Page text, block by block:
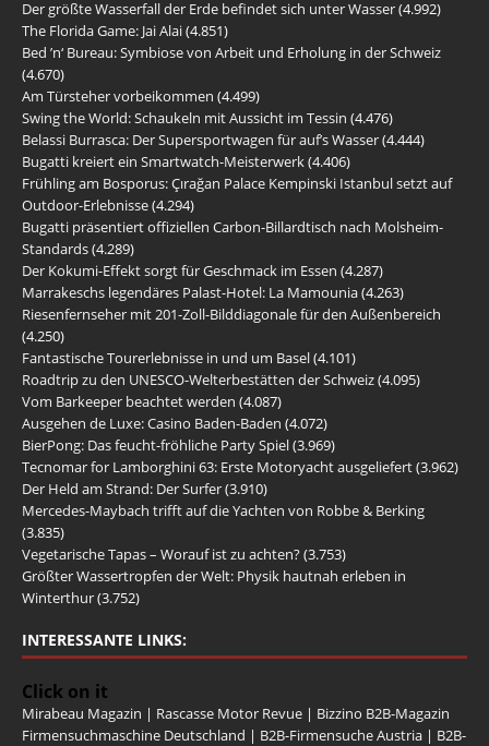
Der größte Wasserfall der Erde befindet sich unter Wasser(4.992)
The Florida Game: Jai Alai(4.851)
Bed ’n‘ Bureau: Symbiose von Arbeit und Erholung in der Schweiz
(4.670)
Am Türsteher vorbeikommen (4.499)
Swing the World: Schaukeln mit Aussicht im Tessin (4.476)
Belassi Burrasca: Der Supersportwagen für auf’s Wasser(4.444)
Bugatti kreiert ein Smartwatch-Meisterwerk(4.406)
Frühling am Bosporus: Çırağan Palace Kempinski Istanbul setzt auf
Outdoor-Erlebnisse(4.294)
Bugatti präsentiert offiziellen Carbon-Billardtisch nach Molsheim-
Standards(4.289)
Der Kokumi-Effekt sorgt für Geschmack im Essen (4.287)
Marrakeschs legendäres Palast-Hotel: La Mamounia(4.263)
Riesenfernseher mit 201-Zoll-Bilddiagonale für den Außenbereich
(4.250)
Fantastische Tourerlebnisse in und um Basel(4.101)
Roadtrip zu den UNESCO-Welterbestätten der Schweiz(4.095)
Vom Barkeeper beachtet werden (4.087)
Ausgehen de Luxe: Casino Baden-Baden (4.072)
BierPong: Das feucht-fröhliche Party Spiel(3.969)
Tecnomar for Lamborghini 63: Erste Motoryacht ausgeliefert(3.962)
Der Held am Strand: Der Surfer(3.910)
Mercedes-Maybach trifft auf die Yachten von Robbe & Berking
(3.835)
Vegetarische Tapas – Worauf ist zu achten?(3.753)
Größter Wassertropfen der Welt: Physik hautnah erleben in
Winterthur(3.752)
INTERESSANTE LINKS:
Click on it
Mirabeau Magazin | Rascasse Motor Revue | Bizzino B2B-Magazin
Firmensuchmaschine Deutschland | B2B-Firmensuche Austria | B2B-